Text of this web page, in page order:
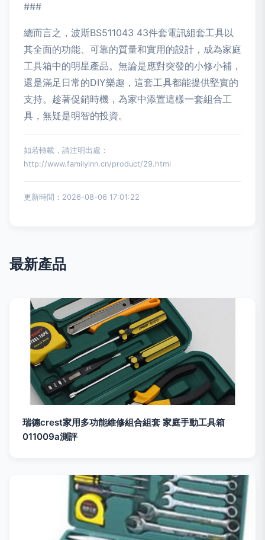
###
總而言之，波斯BS511043 43件套電訊組套工具以
其全面的功能、可靠的質量和實用的設計，成為家庭
工具箱中的明星產品。無論是應對突發的小修小補，
還是滿足日常的DIY樂趣，這套工具都能提供堅實的
支持。趁著促銷時機，為家中添置這樣一套組合工
具，無疑是明智的投資。
如若轉載，請注明出處：
http://www.familyinn.cn/product/29.html
更新時間：2026-08-06 17:01:22
最新產品
瑞德crest家用多功能維修組合組套 家庭手動工具箱
011009a測評